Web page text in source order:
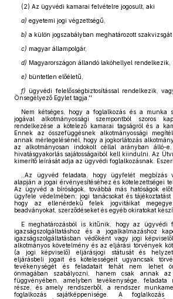
(2) Az ügyvédi kamarai felvételre jogosult, aki
a) egyetemi jogi végzettségű,
b) a külön jogszabályban meghatározott szakvizsgát
c) magyar állampolgár,
d) Magyarországon állandó lakóhellyel rendelkezik,
e) büntetlen előéletű,
f) ügyvédi felelősségbiztosítással rendelkezik,
Önsegélyező Egylet tagja.''
Nem kétséges, hogy a foglalkozás és a munka
jogával alkotmányossági szempontból szoros
rendelkezése a kötelező kamarai tagságról és a
Ennek az összefüggésnek alkotmányossági
annak mérlegelésénél, hogy a jogkorlátozás
az alkotmányosan indokolt céllal arányban álló-
hivatásgyakorlás sajátosságaiból kell kiindulni. Az
kimerítő leírását adja az ügyvédi foglalkozásnak.
,,Az ügyvéd feladata, hogy ügyfelét megbízás
alapján a jogai érvényesítéséhez és kötelezettségei
Az ügyvéd a bíróságok, továbbá más hatóságok
ügyfele védelmében; jogi tanácsokat és tájékoztatást
hogy az ellenérdekű felek jogvitáikat
beadványokat, szerződéseket és egyéb okiratokat
E meghatározásból is kitűnik, hogy az ügyvédi
igazságszolgáltatáshoz és a jogalkalmazáshoz
igazságszolgáltatásban védőként vagy jogi
alkotmányos követelmény és az eljárási törvények
(a jogi képviselő) eljárásjogi státusát és
eljárásbeli jogait és kötelességeit ugyancsak
tevékenységét és feladatait tehát nem lehet
önmagában szabályozni, hanem csak annak
függvényében, amelyben tevékenysége, feladata
része, és amely rendszerből, a rendszer
foglalkozás sajátképpenisége. A